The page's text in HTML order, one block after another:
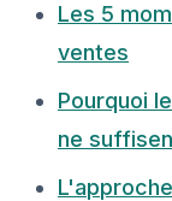
Les 5
ventes
Pourquoi
ne